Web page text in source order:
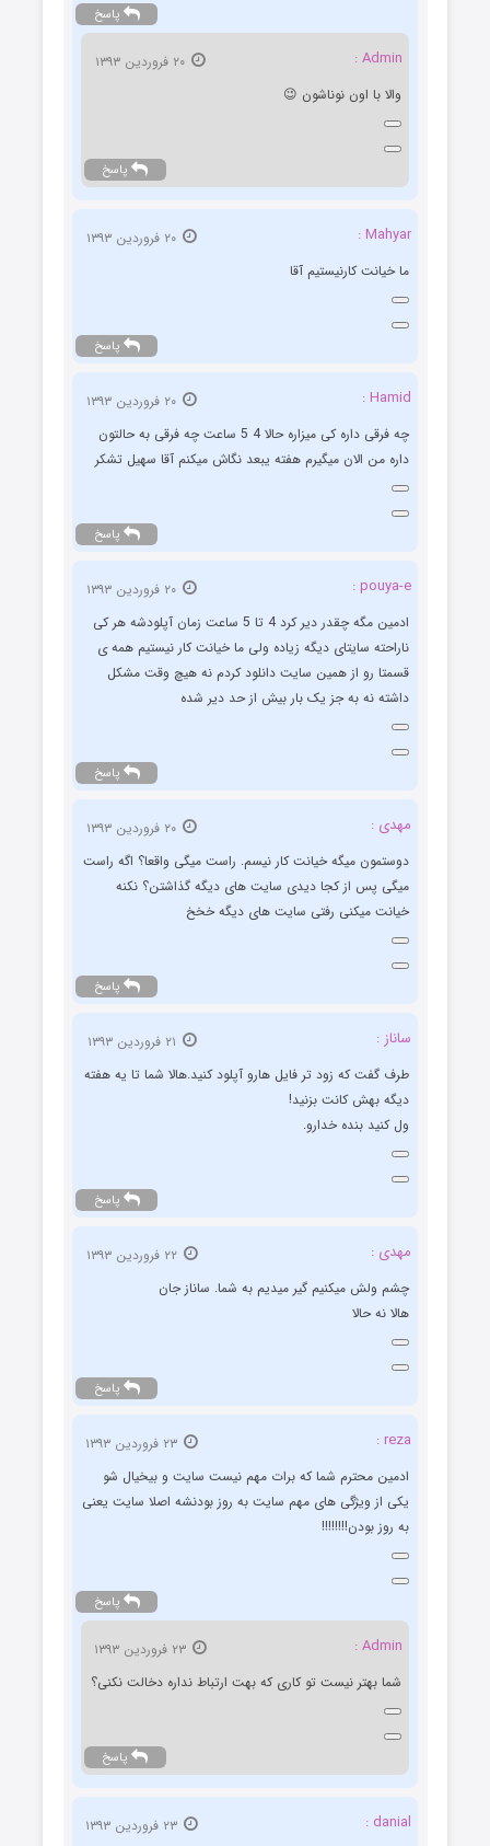
پاسخ
Admin :
۲۰ فروردین ۱۳۹۳
والا با اون نوناشون 😉
پاسخ
Mahyar :
ما خیانت کارنیستیم آقا
پاسخ
Hamid :
چه فرقی داره کی میزاره حالا 4 5 ساعت چه فرقی به حالتون
داره من الان میگیرم هفته یبعد نگاش میکنم آقا سهیل تشکر
پاسخ
pouya-e :
ادمین مگه چقدر دیر کرد 4 تا 5 ساعت زمان آپلودشه هر کی
ناراحته سایتای دیگه زیاده ولی ما خیانت کار نیستیم همه ی
قسمتا رو از همین سایت دانلود کردم نه هیچ وقت مشکل
داشته نه به جز یک بار بیش از حد دیر شده
پاسخ
مهدی :
دوستمون میگه خیانت کار نیسم. راست میگی واقعا؟ اگه راست
میگی پس از کجا دیدی سایت های دیگه گذاشتن؟ نکنه
خیانت میکنی رفتی سایت های دیگه خخخ
پاسخ
ساناز :
طرف گفت که زود تر فایل هارو آپلود کنید.هالا شما تا یه هفته
دیگه بهش کانت بزنید!
ول کنید بنده خدارو.
پاسخ
مهدی :
۲۲ فروردین ۱۳۹۳
چشم ولش میکنیم گیر میدیم به شما. ساناز جان
هالا نه حالا
پاسخ
reza :
ادمین محترم شما که برات مهم نیست سایت و بیخیال شو
یکی از ویژگی های مهم سایت به روز بودنشه اصلا سایت یعنی
به روز بودن!!!!!!!!
پاسخ
Admin :
۲۳ فروردین ۱۳۹۳
شما بهتر نیست تو کاری که بهت ارتباط نداره دخالت نکنی؟
پاسخ
danial :